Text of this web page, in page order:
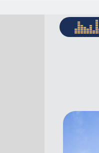
نجوم اف ام - على كيفك